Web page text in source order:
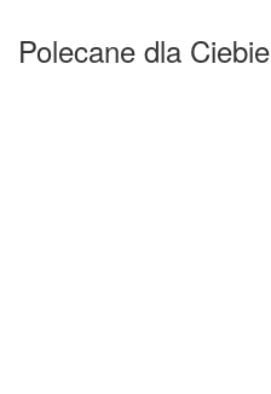
Polecane dla Ciebie